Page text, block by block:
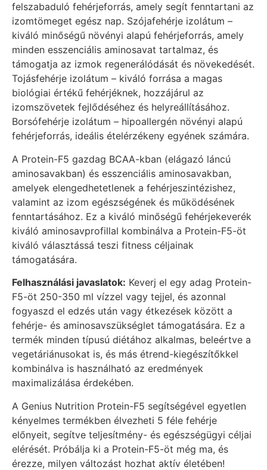
felszabaduló fehérjeforrás, amely segít fenntartani az
izomtömeget egész nap. Szójafehérje izolátum –
kiváló minőségű növényi alapú fehérjeforrás, amely
minden esszenciális aminosavat tartalmaz, és
támogatja az izmok regenerálódását és növekedését.
Tojásfehérje izolátum – kiváló forrása a magas
biológiai értékű fehérjéknek, hozzájárul az
izomszövetek fejlődéséhez és helyreállításához.
Borsófehérje izolátum – hipoallergén növényi alapú
fehérjeforrás, ideális ételérzékeny egyének számára.
A Protein-F5 gazdag BCAA-kban (elágazó láncú
aminosavakban) és esszenciális aminosavakban,
amelyek elengedhetetlenek a fehérjeszintézishez,
valamint az izom egészségének és működésének
fenntartásához. Ez a kiváló minőségű fehérjekeverék
kiváló aminosavprofillal kombinálva a Protein-F5-öt
kiváló választássá teszi fitness céljainak
támogatására.
Felhasználási javaslatok: Keverj el egy adag Protein-
F5-öt 250-350 ml vízzel vagy tejjel, és azonnal
fogyaszd el edzés után vagy étkezések között a
fehérje- és aminosavszükséglet támogatására. Ez a
termék minden típusú diétához alkalmas, beleértve a
vegetáriánusokat is, és más étrend-kiegészítőkkel
kombinálva is használható az eredmények
maximalizálása érdekében.
A Genius Nutrition Protein-F5 segítségével egyetlen
kényelmes termékben élvezheti 5 féle fehérje
előnyeit, segítve teljesítmény- és egészségügyi céljai
elérését. Próbálja ki a Protein-F5-öt még ma, és
érezze, milyen változást hozhat aktív életében!